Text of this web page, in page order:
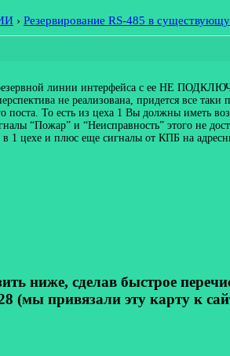
› Резервирование RS-485 в
линии интерфейса с ее НЕ
не реализована, придется все
То есть из цеха 1 Вы должны иметь
“Пожар” и “Неисправность” этого не
в 1 цехе и плюс еще сигналы от КПБ на
сделав быстрое
(мы привязали эту карту к